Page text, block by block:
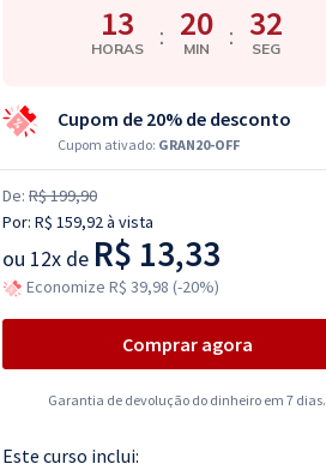
13
HORAS : 20
MIN : 31
SEG
Cupom de 20% de desconto
Cupom ativado: GRAN20-OFF
De: R$ 199,90
Por: R$ 159,92à vista
ou 12x de R$ 13,33
Economize R$ 39,98 (-20%)
Comprar agora
Garantia de devolução do dinheiro em 7 dias.
Este curso inclui: